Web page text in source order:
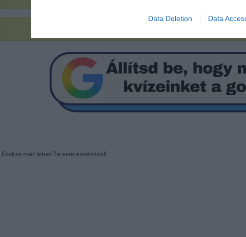
Data Deletion Data
már lehet Te sem emlékszel!